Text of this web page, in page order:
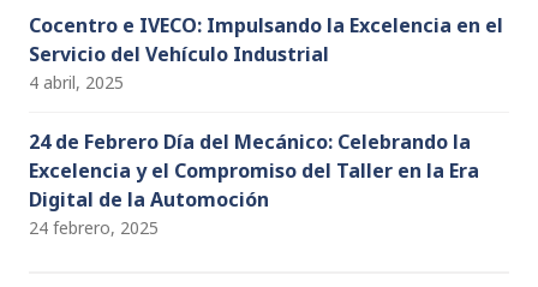
Cocentro e IVECO: Impulsando la Excelencia en el
Servicio del Vehículo Industrial
4 abril, 2025
24 de Febrero Día del Mecánico: Celebrando la
Excelencia y el Compromiso del Taller en la Era
Digital de la Automoción
24 febrero, 2025